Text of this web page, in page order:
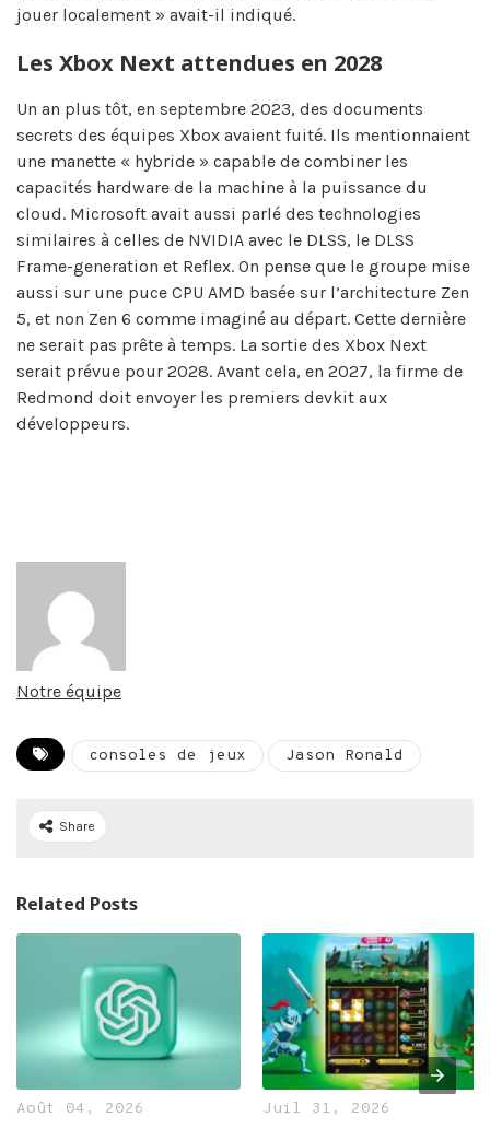
jouer localement » avait-il indiqué.
Les Xbox Next attendues en 2028
Un an plus tôt, en septembre 2023, des documents
secrets des équipes Xbox avaient fuité. Ils mentionnaient
une manette « hybride » capable de combiner les
capacités hardware de la machine à la puissance du
cloud. Microsoft avait aussi parlé des technologies
similaires à celles de NVIDIA avec le DLSS, le DLSS
Frame-generation et Reflex. On pense que le groupe mise
aussi sur une puce CPU AMD basée sur l’architecture Zen
5, et non Zen 6 comme imaginé au départ. Cette dernière
ne serait pas prête à temps. La sortie des Xbox Next
serait prévue pour 2028. Avant cela, en 2027, la firme de
Redmond doit envoyer les premiers devkit aux
développeurs.
Notre équipe
consoles de jeux Jason Ronald
Share
Related Posts
Août 04, 2026 Juil 31, 2026